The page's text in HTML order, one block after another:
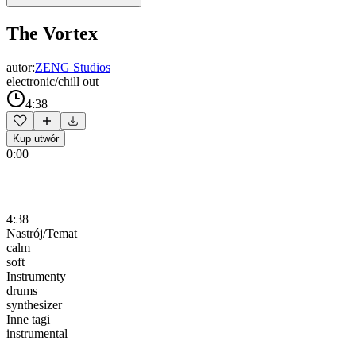
The Vortex
autor:ZENG Studios
electronic/chill out
4:38
Kup utwór
0:00
4:38
Nastrój/Temat
calm
soft
Instrumenty
drums
synthesizer
Inne tagi
instrumental